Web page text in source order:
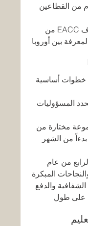
من القطاعين
تتماشى هذه النتائج تماماً مع أهداف EACC من
بين أوروبا
خطوات أساسية
المسؤوليات
مختارة من
بدءاً من الشهر
من عام
والدفع
على طول